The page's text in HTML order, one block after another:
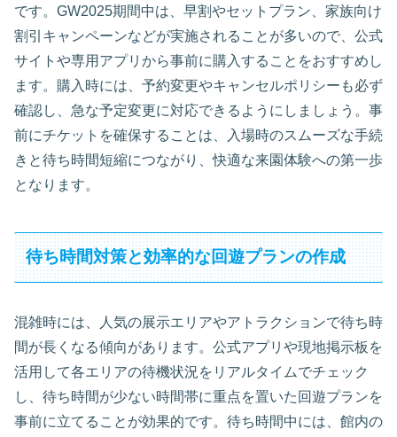
です。GW2025期間中は、早割やセットプラン、家族向け
割引キャンペーンなどが実施されることが多いので、公式
サイトや専用アプリから事前に購入することをおすすめし
ます。購入時には、予約変更やキャンセルポリシーも必ず
確認し、急な予定変更に対応できるようにしましょう。事
前にチケットを確保することは、入場時のスムーズな手続
きと待ち時間短縮につながり、快適な来園体験への第一歩
となります。
待ち時間対策と効率的な回遊プランの作成
混雑時には、人気の展示エリアやアトラクションで待ち時
間が長くなる傾向があります。公式アプリや現地掲示板を
活用して各エリアの待機状況をリアルタイムでチェック
し、待ち時間が少ない時間帯に重点を置いた回遊プランを
事前に立てることが効果的です。待ち時間中には、館内の